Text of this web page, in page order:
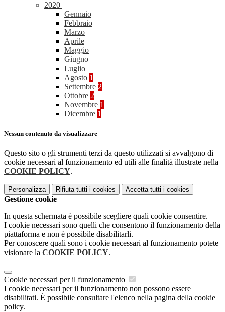
2020
Gennaio
Febbraio
Marzo
Aprile
Maggio
Giugno
Luglio
Agosto 1
Settembre 2
Ottobre 2
Novembre 1
Dicembre 1
Nessun contenuto da visualizzare
Questo sito o gli strumenti terzi da questo utilizzati si avvalgono di
cookie necessari al funzionamento ed utili alle finalità illustrate nella
COOKIE POLICY.
Personalizza Rifiuta tutti i cookies Accetta tutti i cookies
Gestione cookie
In questa schermata è possibile scegliere quali cookie consentire.
I cookie necessari sono quelli che consentono il funzionamento della
piattaforma e non è possibile disabilitarli.
Per conoscere quali sono i cookie necessari al funzionamento potete
visionare la COOKIE POLICY.
Cookie necessari per il funzionamento
I cookie necessari per il funzionamento non possono essere
disabilitati. È possibile consultare l'elenco nella pagina della cookie
policy.